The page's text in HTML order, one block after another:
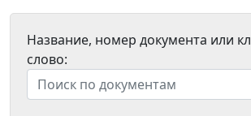
Название, номер документа или
слово: